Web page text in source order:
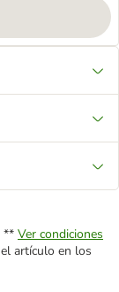
** Ver condiciones
artículo en los